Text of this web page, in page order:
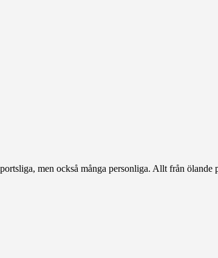
men också många personliga. Allt från ölande